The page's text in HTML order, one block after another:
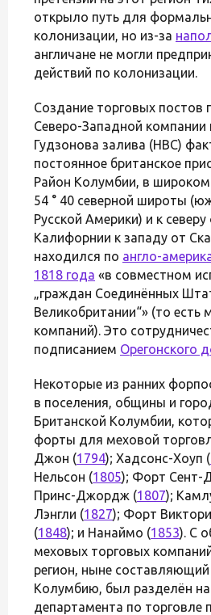
открыло путь для
колонизации, но из-за
англичане не могли
действий по колонизации.
Создание торговых постов
Северо-Западной компании
Гудзонова залива (HBC)
постоянное британское
Район Колумбии, в
54 ° 40 северной широты
Русской Америки) и к
Калифорнии к западу от
находился по англо-
1818 года «в совместном
„граждан Соединённых
Великобритании“» (то есть
компаний). Это
подписанием Орегонского
Некоторые из ранних
в поселения, общины и
Британской Колумбии,
форты для меховой
Джон (1794); Хадсонс-Хоуп (
Нельсон (1805); Форт Сент-
Принс-Джордж (1807);
Лэнгли (1827); Форт
(1848); и Нанаймо (1853). С
меховых торговых
регион, ныне
Колумбию, был разделён на
департамента по торговле